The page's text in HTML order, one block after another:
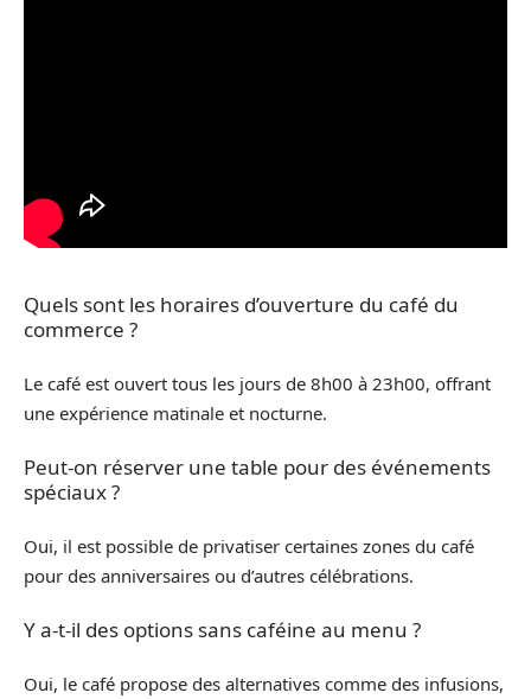
Quels sont les horaires d’ouverture du café du
commerce ?
Le café est ouvert tous les jours de 8h00 à 23h00, offrant
une expérience matinale et nocturne.
Peut-on réserver une table pour des événements
spéciaux ?
Oui, il est possible de privatiser certaines zones du café
pour des anniversaires ou d’autres célébrations.
Y a-t-il des options sans caféine au menu ?
Oui, le café propose des alternatives comme des infusions,